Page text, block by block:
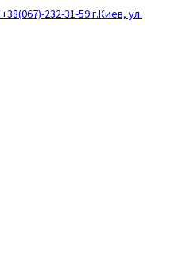
+38(067)-232-31-59г.Киев, ул.